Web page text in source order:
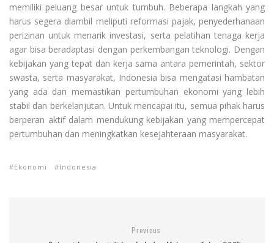
memiliki peluang besar untuk tumbuh. Beberapa langkah yang
harus segera diambil meliputi reformasi pajak, penyederhanaan
perizinan untuk menarik investasi, serta pelatihan tenaga kerja
agar bisa beradaptasi dengan perkembangan teknologi. Dengan
kebijakan yang tepat dan kerja sama antara pemerintah, sektor
swasta, serta masyarakat, Indonesia bisa mengatasi hambatan
yang ada dan memastikan pertumbuhan ekonomi yang lebih
stabil dan berkelanjutan. Untuk mencapai itu, semua pihak harus
berperan aktif dalam mendukung kebijakan yang mempercepat
pertumbuhan dan meningkatkan kesejahteraan masyarakat.
Ekonomi Indonesia
Previous